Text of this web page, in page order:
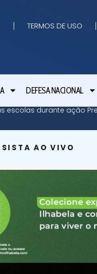
TERMOS DE USO
DEFESA NACIONAL
escolas durante ação
AO VIVO